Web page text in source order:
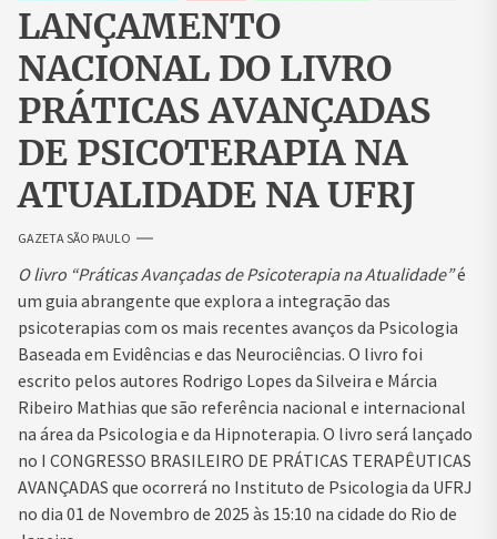
LANÇAMENTO
NACIONAL DO LIVRO
PRÁTICAS AVANÇADAS
DE PSICOTERAPIA NA
ATUALIDADE NA UFRJ
GAZETA SÃO PAULO
O livro “Práticas Avançadas de Psicoterapia na Atualidade”é
um guia abrangente que explora a integração das
psicoterapias com os mais recentes avanços da Psicologia
Baseada em Evidências e das Neurociências. O livro foi
escrito pelos autores Rodrigo Lopes da Silveira e Márcia
Ribeiro Mathias que são referência nacional e internacional
na área da Psicologia e da Hipnoterapia. O livro será lançado
no I CONGRESSO BRASILEIRO DE PRÁTICAS TERAPÊUTICAS
AVANÇADAS que ocorrerá no Instituto de Psicologia da UFRJ
no dia 01 de Novembro de 2025 às 15:10 na cidade do Rio de